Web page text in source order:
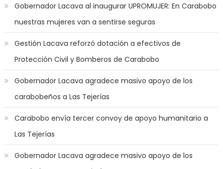
the
mood
to
play
jerk
off
game
with
you
nana
nakamura
Gobernador Lacava al inaugurar UPROMUJER: En Carabobo
nuestras mujeres van a sentirse seguras
Gestión Lacava reforzó dotación a efectivos de
Protección Civil y Bomberos de Carabobo
Gobernador Lacava agradece masivo apoyo de los
carabobeños a Las Tejerías
Carabobo envía tercer convoy de apoyo humanitario a
Las Tejerías
Gobernador Lacava agradece masivo apoyo de los